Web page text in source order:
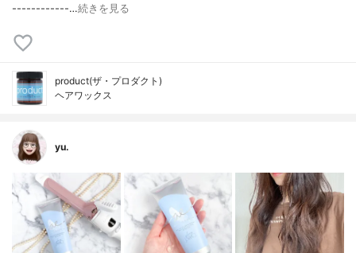
------------…続きを見る
product(ザ・プロダクト)
ヘアワックス
yu.